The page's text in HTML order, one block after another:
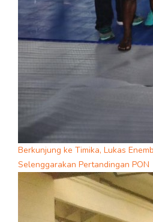
Berkunjung ke Timika, Lukas
Selenggarakan Pertandingan PON